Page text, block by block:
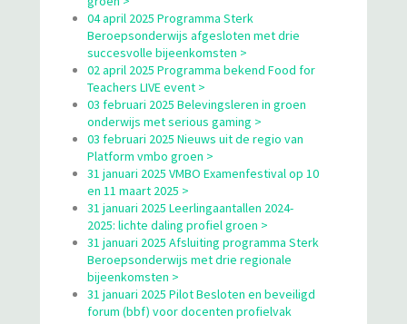
04 april 2025 Programma Sterk
Beroepsonderwijs afgesloten met drie
succesvolle bijeenkomsten >
02 april 2025 Programma bekend Food for
Teachers LIVE event >
03 februari 2025 Belevingsleren in groen
onderwijs met serious gaming >
03 februari 2025 Nieuws uit de regio van
Platform vmbo groen >
31 januari 2025 VMBO Examenfestival op 10
en 11 maart 2025 >
31 januari 2025 Leerlingaantallen 2024-
2025: lichte daling profiel groen >
31 januari 2025 Afsluiting programma Sterk
Beroepsonderwijs met drie regionale
bijeenkomsten >
31 januari 2025 Pilot Besloten en beveiligd
forum (bbf) voor docenten profielvak